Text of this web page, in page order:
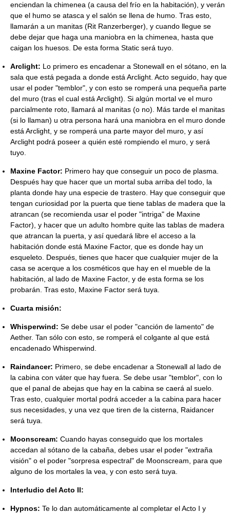
enciendan la chimenea (a causa del frío en la habitación), y verán
que el humo se atasca y el salón se llena de humo. Tras esto,
llamarán a un manitas (Rit Ranzerberger), y cuando llegue se
debe dejar que haga una maniobra en la chimenea, hasta que
caigan los huesos. De esta forma Static será tuyo.
Arclight: Lo primero es encadenar a Stonewall en el sótano, en la
sala que está pegada a donde está Arclight. Acto seguido, hay que
usar el poder "temblor", y con esto se romperá una pequeña parte
del muro (tras el cual está Arclight). Si algún mortal ve el muro
parcialmente roto, llamará al manitas (o no). Más tarde el manitas
(si lo llaman) u otra persona hará una maniobra en el muro donde
está Arclight, y se romperá una parte mayor del muro, y así
Arclight podrá poseer a quién esté rompiendo el muro, y será
tuyo.
Maxine Factor: Primero hay que conseguir un poco de plasma.
Después hay que hacer que un mortal suba arriba del todo, la
planta donde hay una especie de trastero. Hay que conseguir que
tengan curiosidad por la puerta que tiene tablas de madera que la
atrancan (se recomienda usar el poder "intriga" de Maxine
Factor), y hacer que un adulto hombre quite las tablas de madera
que atrancan la puerta, y así quedará libre el acceso a la
habitación donde está Maxine Factor, que es donde hay un
esqueleto. Después, tienes que hacer que cualquier mujer de la
casa se acerque a los cosméticos que hay en el mueble de la
habitación, al lado de Maxine Factor, y de esta forma se los
probarán. Tras esto, Maxine Factor será tuya.
Cuarta misión:
Whisperwind: Se debe usar el poder "canción de lamento" de
Aether. Tan sólo con esto, se romperá el colgante al que está
encadenado Whisperwind.
Raindancer: Primero, se debe encadenar a Stonewall al lado de
la cabina con váter que hay fuera. Se debe usar "temblor", con lo
que el panal de abejas que hay en la cabina se caerá al suelo.
Tras esto, cualquier mortal podrá acceder a la cabina para hacer
sus necesidades, y una vez que tiren de la cisterna, Raidancer
será tuya.
Moonscream: Cuando hayas conseguido que los mortales
accedan al sótano de la cabaña, debes usar el poder "extraña
visión" o el poder "sorpresa espectral" de Moonscream, para que
alguno de los mortales la vea, y con esto será tuya.
Interludio del Acto II:
Hypnos: Te lo dan automáticamente al completar el Acto I y